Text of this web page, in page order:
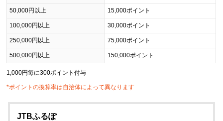
50,000円以上 15,000ポイント
100,000円以上 30,000ポイント
250,000円以上 75,000ポイント
500,000円以上 150,000ポイント
1,000円毎に300ポイント付与
*ポイントの換算率は自治体によって異なります
JTBふるぽ